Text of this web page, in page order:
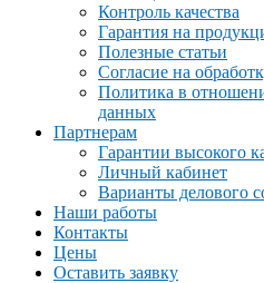
Контроль качества
Гарантия на
Полезные статьи
Согласие на
Политика в
данных
Партнерам
Гарантии высокого
Личный кабинет
Варианты делового
Наши работы
Контакты
Цены
Оставить заявку